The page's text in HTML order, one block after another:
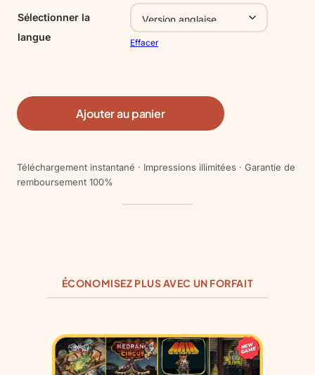
Sélectionner la
langue
Effacer
Ajouter au panier
Téléchargement instantané · Impressions illimitées · Garantie de
remboursement 100%
ÉCONOMISEZ PLUS AVEC UN FORFAIT